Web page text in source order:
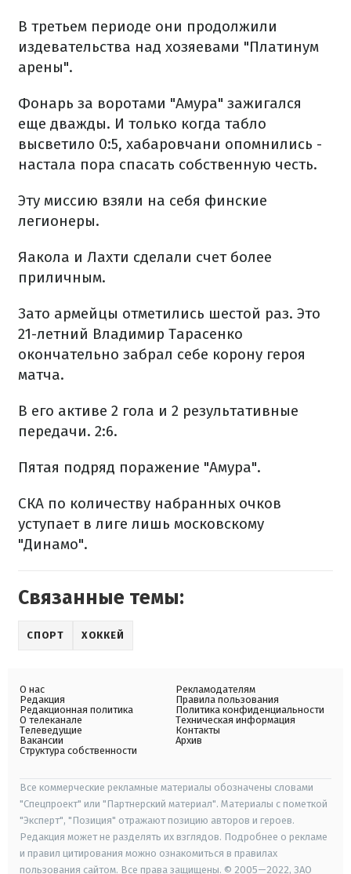
В третьем периоде они продолжили
издевательства над хозяевами "Платинум
арены".
Фонарь за воротами "Амура" зажигался
еще дважды. И только когда табло
высветило 0:5, хабаровчани опомнились -
настала пора спасать собственную честь.
Эту миссию взяли на себя финские
легионеры.
Яакола и Лахти сделали счет более
приличным.
Зато армейцы отметились шестой раз. Это
21-летний Владимир Тарасенко
окончательно забрал себе корону героя
матча.
В его активе 2 гола и 2 результативные
передачи. 2:6.
Пятая подряд поражение "Амура".
СКА по количеству набранных очков
уступает в лиге лишь московскому
"Динамо".
Связанные темы:
СПОРТ ХОККЕЙ
О нас
Редакция
Редакционная политика
О телеканале
Телеведущие
Вакансии
Структура собственности
Рекламодателям
Правила пользования
Политика конфиденциальности
Техническая информация
Контакты
Архив
Все коммерческие рекламные материалы обозначены словами
"Спецпроект" или "Партнерский материал". Материалы с пометкой
"Эксперт", "Позиция" отражают позицию авторов и героев.
Редакция может не разделять их взглядов. Подробнее о рекламе
и правил цитирования можно ознакомиться в правилах
пользования сайтом. Все права защищены. © 2005—2022, ЗАО